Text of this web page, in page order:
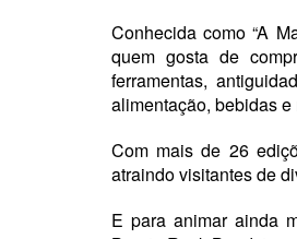
Conhecida como “A
quem gosta de
ferramentas,
alimentação, bebidas
Com mais de 26
atraindo visitantes de
E para animar ainda